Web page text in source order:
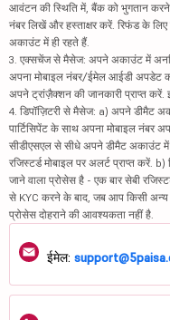
आवंटन की स्थिति में, बैंक को भुगतान
नंबर लिखें और हस्ताक्षर करें. रिफंड के
अकाउंट में ही रहते हैं.
3. एक्सचेंज से मैसेज: अपने अकाउंट में
अपना मोबाइल नंबर/ईमेल आईडी अपडेट
अपने ट्रांज़ैक्शन की जानकारी प्राप्त करें.
4. डिपॉज़िटरी से मैसेज: a) अपने डीमैट
पार्टिसिपेंट के साथ अपना मोबाइल नंबर
सीडीएसएल से सीधे अपने डीमैट अकाउंट
रजिस्टर्ड मोबाइल पर अलर्ट प्राप्त करें.
जाने वाला प्रोसेस है - एक बार सेबी
से KYC करने के बाद, जब आप किसी अन्य
प्रोसेस दोहराने की आवश्यकता नहीं है.
ईमेल: